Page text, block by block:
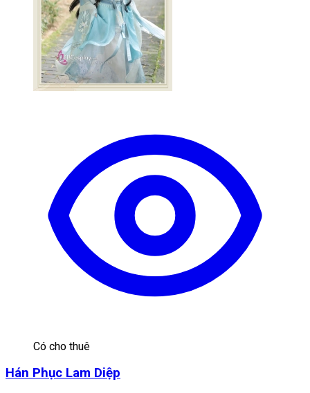
Có cho thuê
Hán Phục Lam Diệp